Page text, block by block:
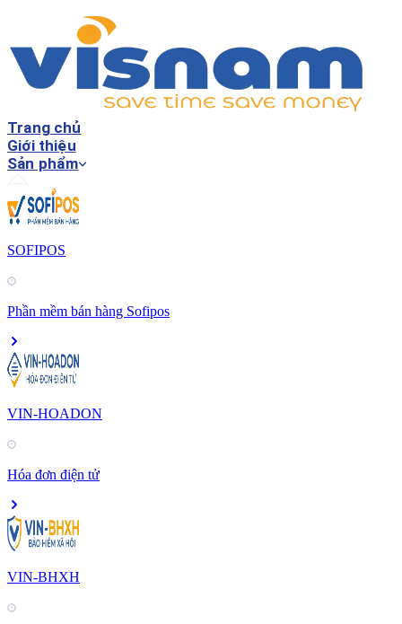
Trang chủ
Giới thiệu
Sản phẩm
SOFIPOS
Phần mềm bán hàng Sofipos
VIN-HOADON
Hóa đơn điện tử
VIN-BHXH